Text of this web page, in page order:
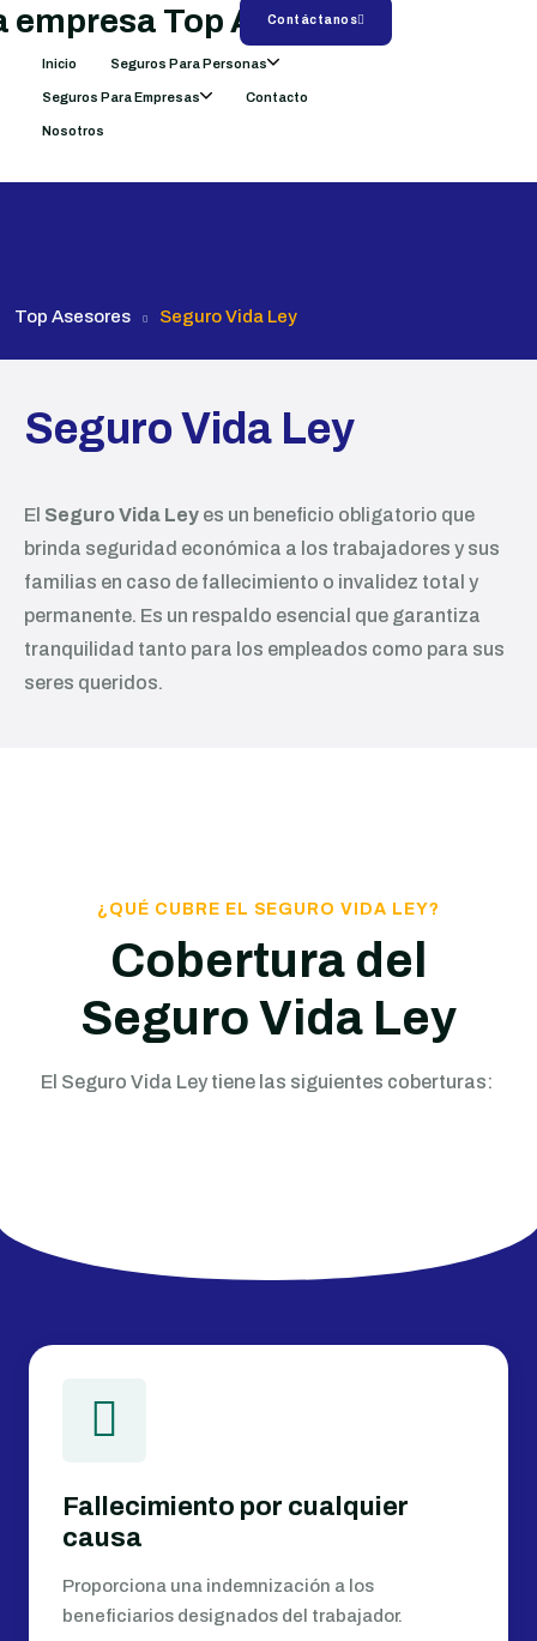
Inicio Seguros Para Personas
Seguros Para Empresas Contacto
Nosotros
Contáctanos
Top Asesores Seguro Vida Ley
Seguro Vida Ley
El Seguro Vida Ley es un beneficio obligatorio que
brinda seguridad económica a los trabajadores y sus
familias en caso de fallecimiento o invalidez total y
permanente. Es un respaldo esencial que garantiza
tranquilidad tanto para los empleados como para sus
seres queridos.
¿QUÉ CUBRE EL SEGURO VIDA LEY?
Cobertura del
Seguro Vida Ley
El Seguro Vida Ley tiene las siguientes coberturas:
Fallecimiento por cualquier
causa
Proporciona una indemnización a los
beneficiarios designados del trabajador.